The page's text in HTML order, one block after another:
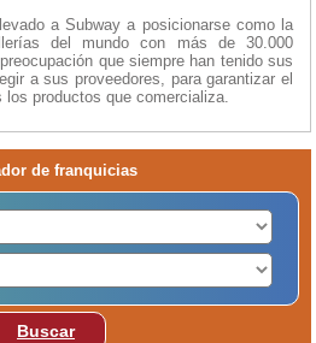
a Subway a posicionarse como la
del mundo con más de 30.000
que siempre han tenido sus
a sus proveedores, para garantizar el
productos que comercializa.
de franquicias
Buscar